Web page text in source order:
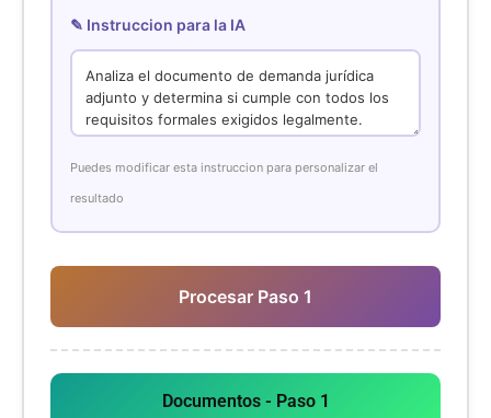
✎ Instruccion para la IA
Puedes modificar esta instruccion para personalizar el
resultado
Procesar Paso 1
Documentos - Paso 1